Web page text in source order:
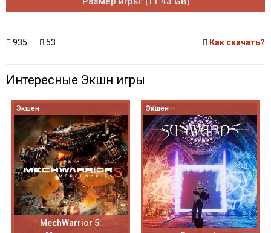
935 53 Как скачать?
Интересные Экшн игры
Экшен
MechWarrior 5:
Экшен